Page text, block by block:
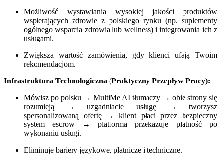
Możliwość wystawiania wysokiej jakości produktów
wspierających zdrowie z polskiego rynku (np. suplementy
ogólnego wsparcia zdrowia lub wellness) i integrowania ich z
usługami.
Zwiększa wartość zamówienia, gdy klienci ufają Twoim
rekomendacjom.
Infrastruktura Technologiczna (Praktyczny Przepływ Pracy):
Mówisz po polsku → MultiMe AI tłumaczy → obie strony się
rozumieją → uzgadniacie usługę → tworzysz
spersonalizowaną ofertę → klient płaci przez bezpieczny
system escrow → platforma przekazuje płatność po
wykonaniu usługi.
Eliminuje bariery językowe, płatnicze i techniczne.